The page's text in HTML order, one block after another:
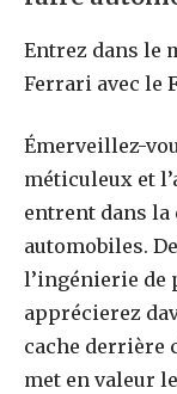
Entrez dans le
Ferrari avec le
Émerveillez-
méticuleux et
entrent dans la
automobiles.
l’ingénierie de
apprécierez
cache derrière
met en valeur